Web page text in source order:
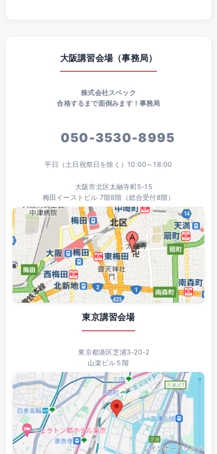
大阪講習会場（事務局）
株式会社スペック
合格するまで面倒みます！事務局
050-3530-8995
平日（土日祝祭日を除く）10:00～18:00
大阪市北区太融寺町5-15
梅田イーストビル 7階8階（総合受付8階）
東京講習会場
東京都港区芝浦3-20-2
山楽ビル５階